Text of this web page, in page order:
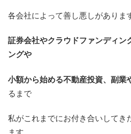
各会社によって善し悪しがありま
証券会社やクラウドファンディン
ングや
小額から始める不動産投資、副業
るまで
私がこれまでにお付き合いしてき
ます。